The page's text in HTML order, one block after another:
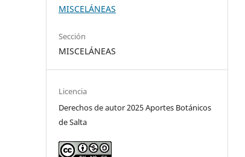
MISCELÁNEAS
Sección
MISCELÁNEAS
Licencia
Derechos de autor 2025 Aportes Botánicos
de Salta